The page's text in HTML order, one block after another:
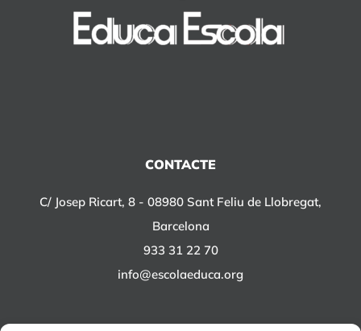
CONTACTE
C/ Josep Ricart, 8 - 08980 Sant Feliu de Llobregat,
Barcelona
933 31 22 70
info@escolaeduca.org